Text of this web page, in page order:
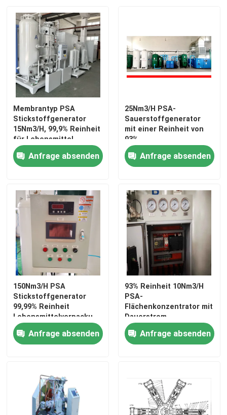
Digitale Positionierer
Membrantyp PSA
Stickstoffgenerator
15Nm3/H, 99,9% Reinheit
für Lebensmittel,
Metallurgie, Chemie
Anfrage absenden
25Nm3/H PSA-
Sauerstoffgenerator
mit einer Reinheit von
93%
Anfrage absenden
150Nm3/H PSA
Stickstoffgenerator
99,99% Reinheit
Anfrage absenden
93% Reinheit 10Nm3/H
PSA-
Flächenkonzentrator mit
Dauerstrom
Anfrage absenden